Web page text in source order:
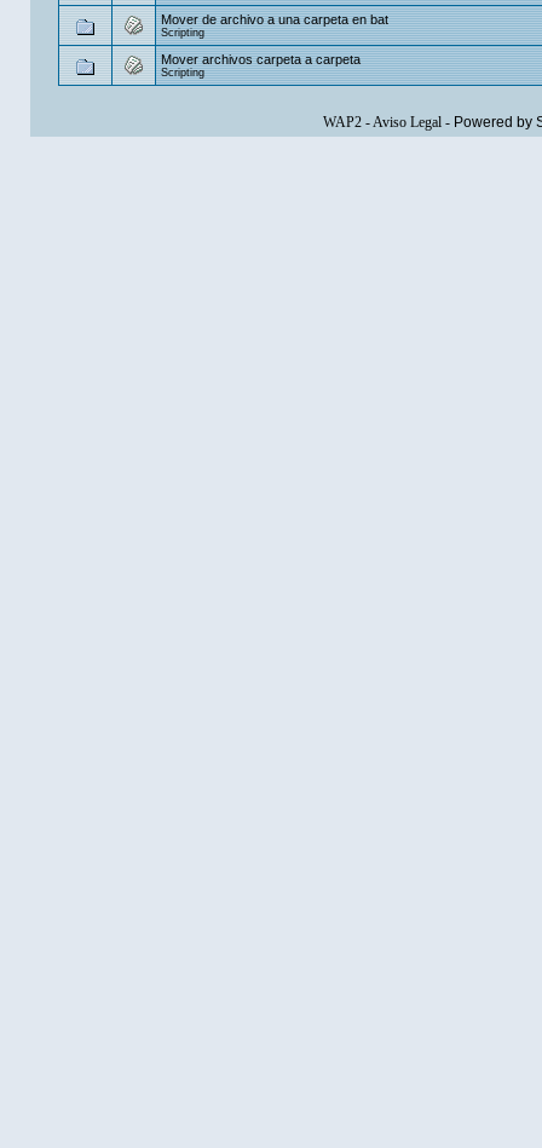
Mover de archivo a una carpeta en bat
Scripting
Mover archivos carpeta a carpeta
Scripting
WAP2-Aviso Legal- Powered by